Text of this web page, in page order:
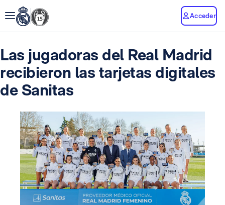
Acceder
Las jugadoras del Real Madrid
recibieron las tarjetas digitales
de Sanitas